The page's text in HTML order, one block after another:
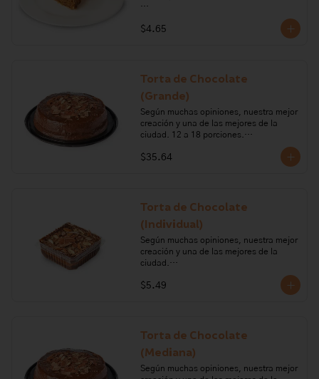
Ingredientes: nueces, harina de trigo,
mantequilla, huevo, leche, sal, brandy,
Alérgenos: Leche, lactosa, huevo,
$4.65
Torta de Chocolate
(Grande)
Según muchas opiniones, nuestra mejor
creación y una de las mejores de la
ciudad. 12 a 18 porciones.
Ingredientes: Harina de trigo, cocoa,
aceite vegetal, limón, almendras, sal,
Alérgenos: lacteo, frutos secos, gluten,
huevo
$35.64
Torta de Chocolate
(Individual)
Según muchas opiniones, nuestra mejor
creación y una de las mejores de la
ciudad.
Ingredientes: Harina de trigo, cocoa,
aceite vegetal, limón, almendras, sal.
Alérgenos: lacteo, frutos secos, gluten,
huevo.
$5.49
Torta de Chocolate
(Mediana)
Según muchas opiniones, nuestra mejor